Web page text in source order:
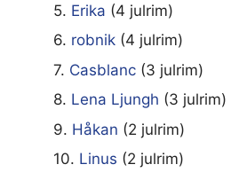
5. Erika (4 julrim)
6. robnik (4 julrim)
7. Casblanc (3 julrim)
8. Lena Ljungh (3 julrim)
9. Håkan (2 julrim)
10. Linus (2 julrim)